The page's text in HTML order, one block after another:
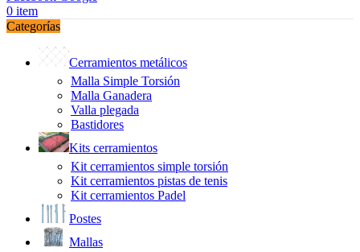
0 item
Categorías
Cerramientos metálicos
Malla Simple Torsión
Malla Ganadera
Valla plegada
Bastidores
Kits cerramientos
Kit cerramientos simple torsión
Kit cerramientos pistas de tenis
Kit cerramientos Padel
Postes
Mallas